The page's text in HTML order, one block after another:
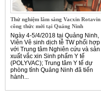
Thử nghiệm lâm sàng Vacxin Rotavin
công thức mới tại Quảng Ninh
Ngày 4-5/4/2018 tại Quảng Ninh,
Viên Vê sinh dịch tễ TW phối hợp
với Trung tâm Nghiên cứu và sản
xuất vắc xin Sinh phẩm Y tế
(POLYVAC); Trung tâm Y tế dự
phòng tỉnh Quảng Ninh đã tiến
hành...